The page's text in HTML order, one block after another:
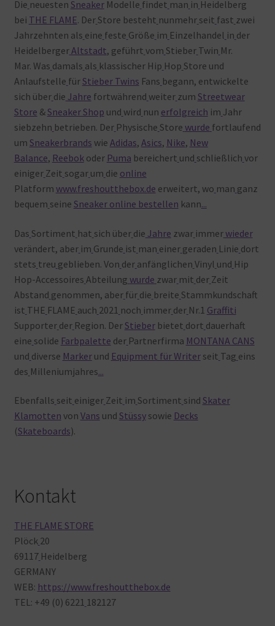
Die neuesten SneakerModelle findet man in Heidelberg
bei THE FLAME. Der Store besteht nunmehr seit fast zwei
Jahrzehnten als eine feste Größe im Einzelhandel in der
HeidelbergerAltstadt, geführt vom Stieber Twin Mr.
Mar. Was damals als klassischer Hip Hop Store und
Anlaufstelle fürStieber Twins Fans begann, entwickelte
sich über die Jahre fortwährend weiter zum Streetwear
Store &Sneaker Shop und wird nun erfolgreich im Jahr
siebzehn betrieben. Der Physische Store wurde fortlaufend
um Sneakerbrands wie Adidas, Asics, Nike, New
Balance, Reebokoder Puma bereichert und schließlich vor
einiger Zeit sogar um die online
Platform www.freshoutthebox.de erweitert, wo man ganz
bequem seine Sneaker online bestellen kann...
Das Sortiment hat sich über die Jahre zwar immerwieder
verändert, aber im Grunde ist man einer geraden Linie dort
stets treu geblieben. Von der anfänglichen Vinyl und Hip
Hop-Accessoires Abteilung wurde zwar mit der Zeit
Abstand genommen, aber für die breite Stammkundschaft
ist THE FLAME auch 2021 noch immer der Nr.1 Graffiti
Supporter der Region. DerStieberbietet dort dauerhaft
eine solide Farbpalette der Partnerfirma MONTANA CANS
und diverse Markerund Equipment für Writerseit Tag eins
des Milleniumjahres...
Ebenfalls seit einiger Zeit im Sortiment sind Skater
Klamotten von Vans und Stüssysowie Decks
(Skateboards).
Kontakt
THE FLAME STORE
Plöck 20
69117 Heidelberg
GERMANY
WEB: https://www.freshoutthebox.de
TEL: +49 (0) 6221 182127